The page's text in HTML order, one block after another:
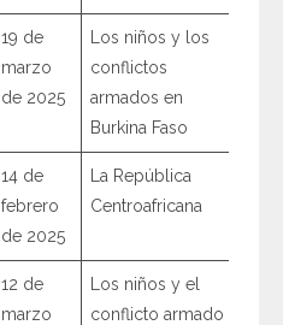
19 de
marzo
de 2025
Los niños y los
conflictos
armados en
Burkina Faso
14 de
febrero
de 2025
La República
Centroafricana
12 de
marzo
Los niños y el
conflicto armado